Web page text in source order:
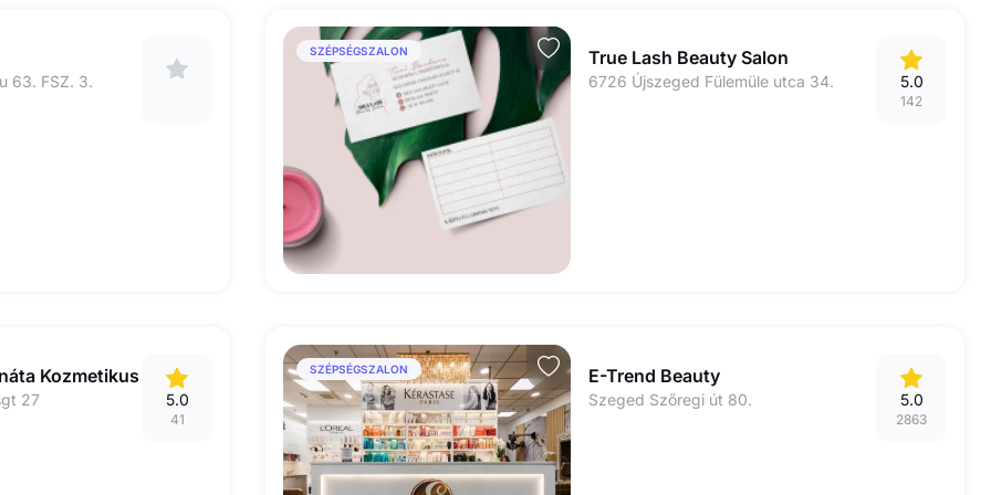
63. FSZ. 3.
SZÉPSÉGSZALON True Lash Beauty Salon
6726 Újszeged Fülemüle utca 34. 5.0
142
Kozmetikus
27 5.0
41
SZÉPSÉGSZALON E-Trend Beauty
Szeged Szőregi út 80. 5.0
2863